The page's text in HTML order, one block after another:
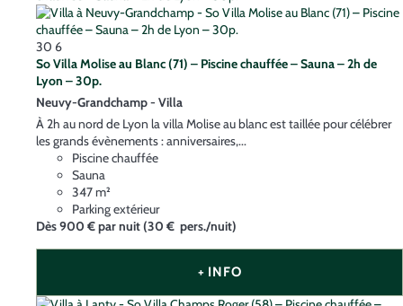
30 6
So Villa Molise au Blanc (71) – Piscine chauffée – Sauna – 2h de
Lyon – 30p.
Neuvy-Grandchamp - Villa
À 2h au nord de Lyon la villa Molise au blanc est taillée pour célébrer
les grands évènements : anniversaires,...
Piscine chauffée
Sauna
347 m²
Parking extérieur
Dès900 €par nuit(30 € pers./nuit)
+ INFO